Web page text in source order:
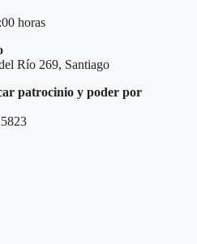
horas
Río 269, Santiago
patrocinio y poder por